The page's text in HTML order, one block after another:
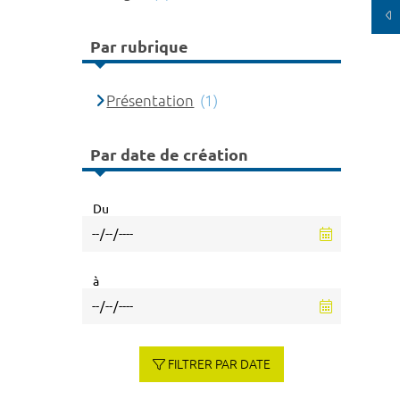
Par rubrique
Présentation (1)
Par date de création
Du
à
FILTRER PAR DATE